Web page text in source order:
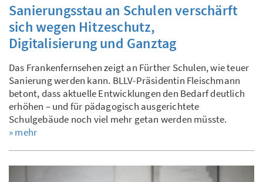
Sanierungsstau an Schulen verschärft
sich wegen Hitzeschutz,
Digitalisierung und Ganztag
Das Frankenfernsehen zeigt an Fürther Schulen, wie teuer
Sanierung werden kann. BLLV-Präsidentin Fleischmann
betont, dass aktuelle Entwicklungen den Bedarf deutlich
erhöhen – und für pädagogisch ausgerichtete
Schulgebäude noch viel mehr getan werden müsste.
» mehr